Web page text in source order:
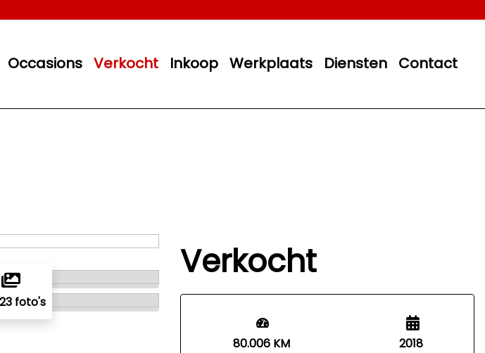
Occasions Verkocht Inkoop Werkplaats Diensten Contact
foto's
Verkocht
80.006 KM
2018